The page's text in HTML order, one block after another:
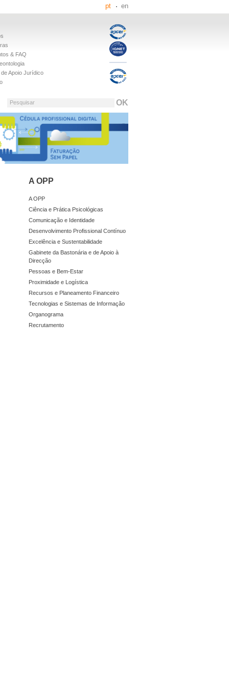
pt en
& FAQ
Apoio Jurídico
Pesquisar
A OPP
A OPP
Ciência e Prática Psicológicas
Comunicação e Identidade
Desenvolvimento Profissional Contínuo
Excelência e Sustentabilidade
Gabinete da Bastonária e de Apoio à
Direcção
Pessoas e Bem-Estar
Proximidade e Logística
Recursos e Planeamento Financeiro
Tecnologias e Sistemas de Informação
Organograma
Recrutamento